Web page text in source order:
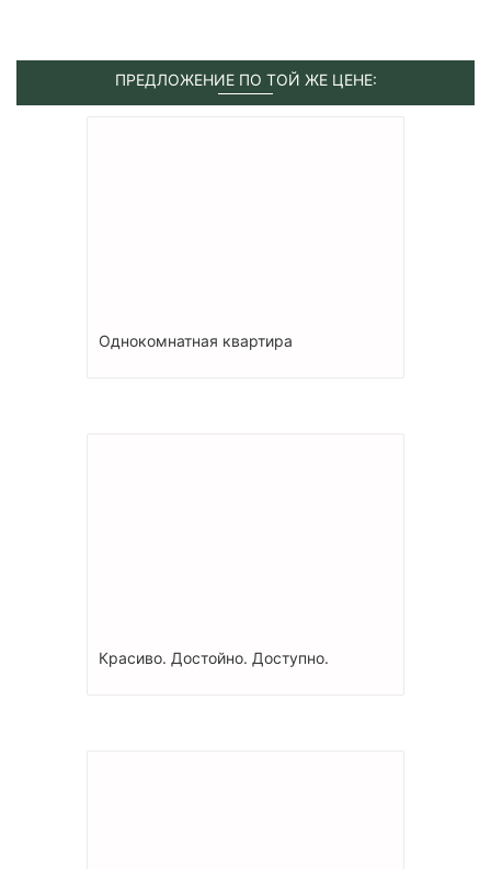
ПРЕДЛОЖЕНИЕ ПО ТОЙ ЖЕ ЦЕНЕ:
Однокомнатная квартира
Красиво. Достойно. Доступно.